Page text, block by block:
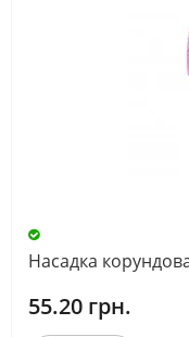
Насадка
55.20 грн.